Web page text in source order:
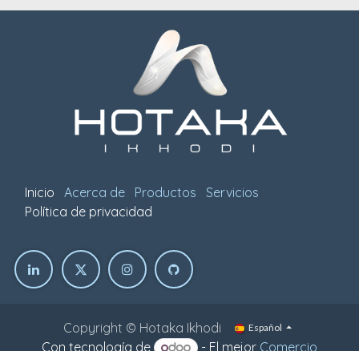
Inicio Acerca de Productos
Servicios
Política de privacidad
Copyright © Hotaka Ikhodi Español
Con tecnología de - El mejor Comercio